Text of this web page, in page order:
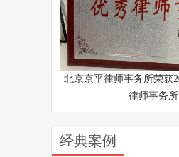
北京京平律师事务所荣获
律师事务
经典案例